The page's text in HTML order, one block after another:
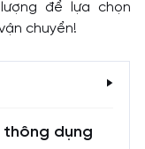
để lựa chọn
chuyển!
thông dụng